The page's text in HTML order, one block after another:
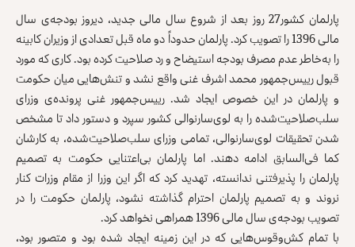
پارلمان کشور27 روز بعد از شروع سال مالی جدید، دیروز بودجه‌ی سال
مالی 1396 را تصویب کرد. پارلمان حدوداً دو ماه قبل تعدادی از وزیران کابینه
را به‌خاطر عدم مصرف بودجه استیضاح و رد صلاحیت کرده بود. کاری که مورد
قبول رییس‌جمهور محمد اشرف غنی واقع نشد و تنش‌هایی میان حکومت
و پارلمان در این خصوص ایجاد شد. رییس‌جمهور غنی پرونده‌ی وزرای
سلب‌صلاحیت‌شده را به لوی‌سارنوالی کشور سپرد و دستور داد تا مشخص
شدن تحقیقات لوی‌سارنوالی، تمامی وزرای سلب‌صلاحیت‌شده، به کارشان
کما فی‌السابق ادامه دهند. اما پارلمان بی‌اعتنایی حکومت به تصمیم
پارلمان را پذیرفتنی ندانسته، تهدید کرد که اگر این وزرا از مقام وزرات کنار
نروند و به تصمیم پارلمان احترام گذاشته نشود، پارلمان حکومت را در
تصویب بودجه‌ی سال مالی 1396 همراهی نخواهد کرد.
با تمام کش‌وقوس‌هایی که در این زمینه ایجاد شده بود و متصور بود،